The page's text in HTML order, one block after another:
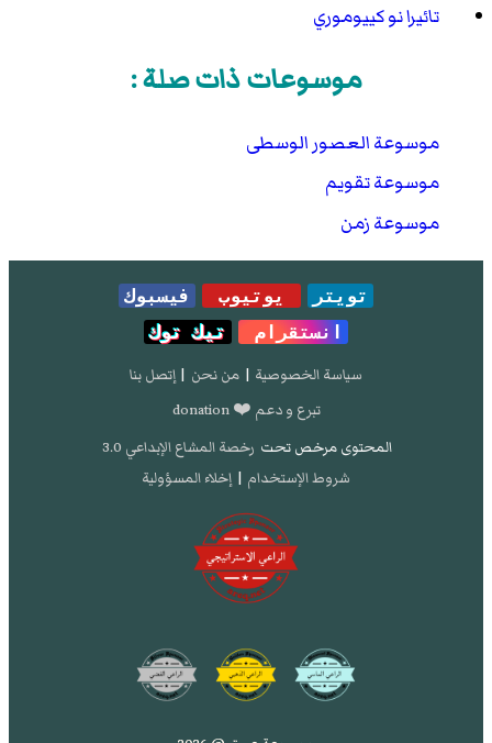
تائيرا نو كييوموري
موسوعات ذات صلة :
موسوعة العصور الوسطى
موسوعة تقويم
موسوعة زمن
تويتر يوتيوب
فيسبوك
انستقرام
تيك توك
سياسة الخصوصية | من نحن | إتصل بنا
تبرع و دعم ❤️ donation
المحتوى مرخص تحت رخصة المشاع الإبداعي 3.0
شروط الإستخدام | إخلاء المسؤولية